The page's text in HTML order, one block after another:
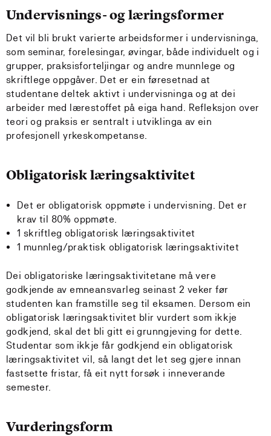
Undervisnings- og læringsformer
Det vil bli brukt varierte arbeidsformer i undervisninga,
som seminar, forelesingar, øvingar, både individuelt og i
grupper, praksisforteljingar og andre munnlege og
skriftlege oppgåver. Det er ein føresetnad at
studentane deltek aktivt i undervisninga og at dei
arbeider med lærestoffet på eiga hand. Refleksjon over
teori og praksis er sentralt i utviklinga av ein
profesjonell yrkeskompetanse.
Obligatorisk læringsaktivitet
Det er obligatorisk oppmøte i undervisning. Det er
krav til 80% oppmøte.
1 skriftleg obligatorisk læringsaktivitet
1 munnleg/praktisk obligatorisk læringsaktivitet
Dei obligatoriske læringsaktivitetane må vere
godkjende av emneansvarleg seinast 2 veker før
studenten kan framstille seg til eksamen. Dersom ein
obligatorisk læringsaktivitet blir vurdert som ikkje
godkjend, skal det bli gitt ei grunngjeving for dette.
Studentar som ikkje får godkjend ein obligatorisk
læringsaktivitet vil, så langt det let seg gjere innan
fastsette fristar, få eit nytt forsøk i inneverande
semester.
Vurderingsform